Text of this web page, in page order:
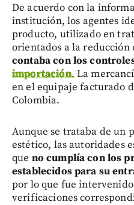
De acuerdo con la
institución, los agentes
producto, utilizado en
orientados a la reducción
contaba con los
importación. La
en el equipaje facturado
Colombia.
Aunque se trataba de un
estético, las autoridades
que no cumplía con los
establecidos para su
por lo que fue
verificaciones